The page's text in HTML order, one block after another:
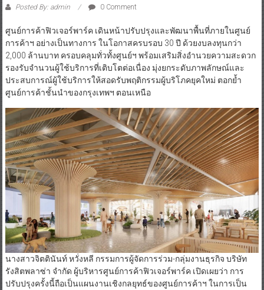
Posted By: admin 0 Comment
ศูนย์การค้าฟิวเจอร์พาร์ค เดินหน้าปรับปรุงและพัฒนาพื้นที่ภายในศูนย์
การค้าฯ อย่างเป็นทางการ ในโอกาสครบรอบ 30 ปี ด้วยงบลงทุนกว่า
2,000 ล้านบาท ครอบคลุมทั่วทั้งศูนย์ฯ พร้อมเสริมสิ่งอำนวยความสะดวก
รองรับจำนวนผู้ใช้บริการที่เติบโตต่อเนื่อง มุ่งยกระดับภาพลักษณ์และ
ประสบการณ์ผู้ใช้บริการให้สอดรับพฤติกรรมผู้บริโภคยุคใหม่ ตอกย้ำ
ศูนย์การค้าชั้นนำของกรุงเทพฯ ตอนเหนือ
นางสาวจิตตินันท์ หวั่งหลี กรรมการผู้จัดการร่วม-กลุ่มงานธุรกิจ บริษัท
รังสิตพลาซ่า จำกัด ผู้บริหารศูนย์การค้าฟิวเจอร์พาร์ค เปิดเผยว่า การ
ปรับปรุงครั้งนี้ถือเป็นแผนงานเชิงกลยุทธ์ของศูนย์การค้าฯ ในการเป็น